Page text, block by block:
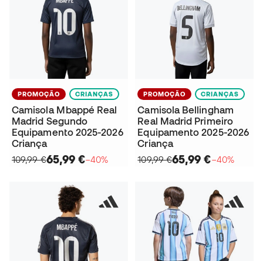
PROMOÇÃO CRIANÇAS
Camisola Mbappé Real
Madrid Segundo
Equipamento 2025-2026
Criança
109,99 €65,99 €−40%
PROMOÇÃO CRIANÇAS
Camisola Bellingham
Real Madrid Primeiro
Equipamento 2025-2026
Criança
109,99 €65,99 €−40%